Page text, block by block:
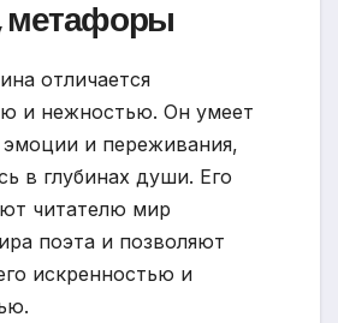
метафоры
отличается
и нежностью. Он умеет
эмоции и переживания,
в глубинах души. Его
читателю мир
поэта и позволяют
искренностью и